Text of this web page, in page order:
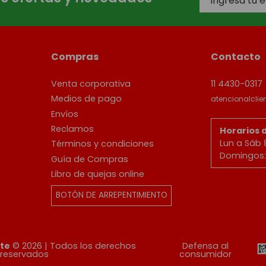
Compras
Venta corporativa
Medios de pago
Envíos
Reclamos
Términos y condiciones
Guía de Compras
Libro de quejas online
BOTÓN DE ARREPENTIMIENTO
Contacto
11 4430-0317
Horarios
Lun a Sáb
Domingos:
© 2026 | Todos los derechos
reservados
Defensa al
consumidor